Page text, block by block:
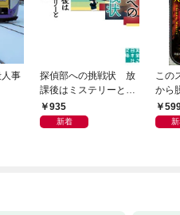
事
探偵部への挑戦状 放
課後はミステリーとと
もに 新装版
935
新着
この
から